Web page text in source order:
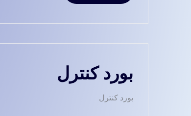
بورد کنترل
بورد کنترل